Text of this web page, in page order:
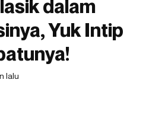
dalam
Yuk Intip
lalu